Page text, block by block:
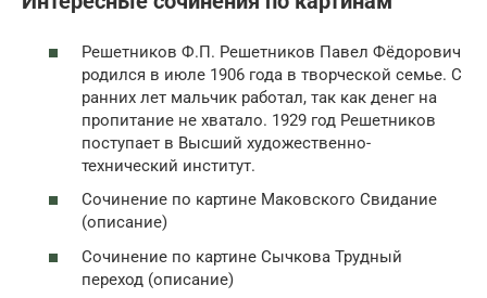
Решетников Ф.П. Решетников Павел Фёдорович
родился в июле 1906 года в творческой семье. С
ранних лет мальчик работал, так как денег на
пропитание не хватало. 1929 год Решетников
поступает в Высший художественно-
технический институт.
Сочинение по картине Маковского Свидание
(описание)
Сочинение по картине Сычкова Трудный
переход (описание)